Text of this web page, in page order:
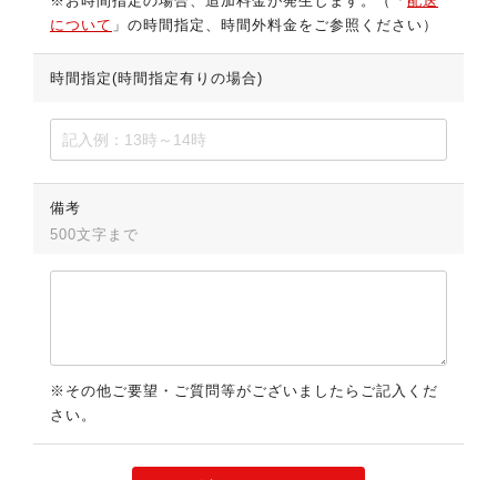
について 」の時間指定、時間外料金をご参照ください）
時間指定(時間指定有りの場合)
備考
500文字まで
※その他ご要望・ご質問等がございましたらご記入くだ
さい。